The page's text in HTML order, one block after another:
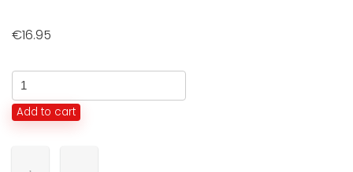
€16.95
Melisse
crème
voor
Add to cart